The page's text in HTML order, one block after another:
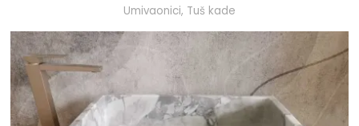
Umivaonici, Tuš kade